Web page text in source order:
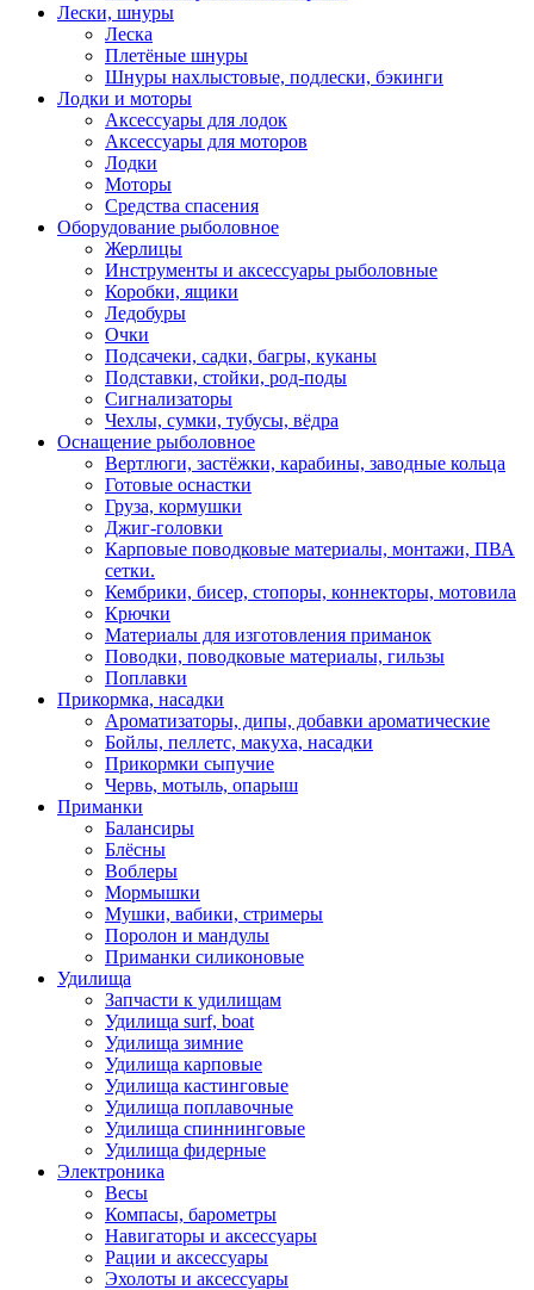
Лески, шнуры
Леска
Плетёные шнуры
Шнуры нахлыстовые, подлески, бэкинги
Лодки и моторы
Аксессуары для лодок
Аксессуары для моторов
Лодки
Моторы
Средства спасения
Оборудование рыболовное
Жерлицы
Инструменты и аксессуары рыболовные
Коробки, ящики
Ледобуры
Очки
Подсачеки, садки, багры, куканы
Подставки, стойки, род-поды
Сигнализаторы
Чехлы, сумки, тубусы, вёдра
Оснащение рыболовное
Вертлюги, застёжки, карабины, заводные кольца
Готовые оснастки
Груза, кормушки
Джиг-головки
Карповые поводковые материалы, монтажи, ПВА
сетки.
Кембрики, бисер, стопоры, коннекторы, мотовила
Крючки
Материалы для изготовления приманок
Поводки, поводковые материалы, гильзы
Поплавки
Прикормка, насадки
Ароматизаторы, дипы, добавки ароматические
Бойлы, пеллетс, макуха, насадки
Прикормки сыпучие
Червь, мотыль, опарыш
Приманки
Балансиры
Блёсны
Воблеры
Мормышки
Мушки, вабики, стримеры
Поролон и мандулы
Приманки силиконовые
Удилища
Запчасти к удилищам
Удилища surf, boat
Удилища зимние
Удилища карповые
Удилища кастинговые
Удилища поплавочные
Удилища спиннинговые
Удилища фидерные
Электроника
Весы
Компасы, барометры
Навигаторы и аксессуары
Рации и аксессуары
Эхолоты и аксессуары